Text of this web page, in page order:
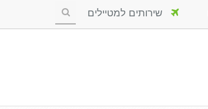
שירותים למטיילים